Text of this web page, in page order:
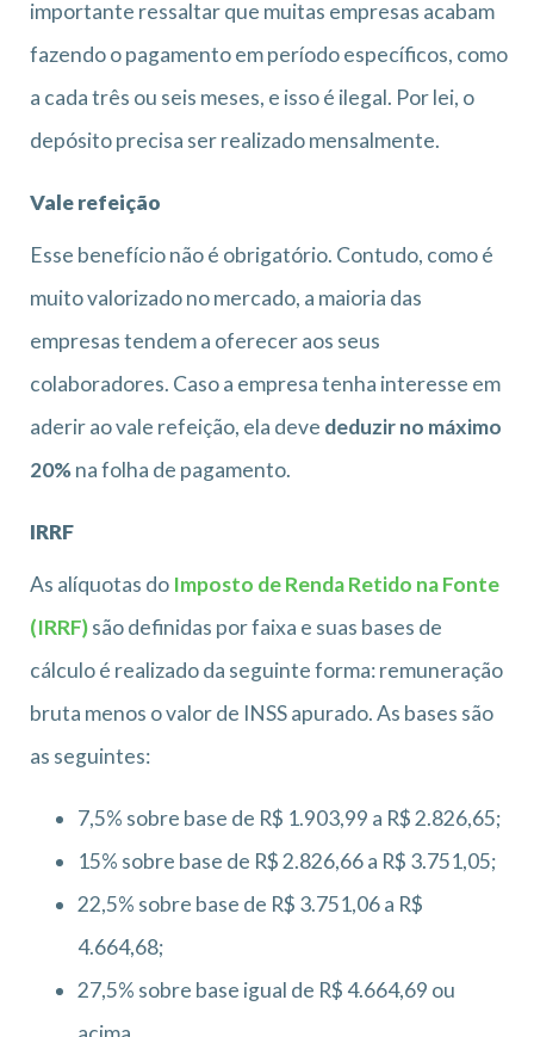
importante ressaltar que muitas empresas acabam
fazendo o pagamento em período específicos, como
a cada três ou seis meses, e isso é ilegal. Por lei, o
depósito precisa ser realizado mensalmente.
Vale refeição
Esse benefício não é obrigatório. Contudo, como é
muito valorizado no mercado, a maioria das
empresas tendem a oferecer aos seus
colaboradores. Caso a empresa tenha interesse em
aderir ao vale refeição, ela deve deduzir no máximo
20%na folha de pagamento.
IRRF
As alíquotas do Imposto de Renda Retido na Fonte
(IRRF)são definidas por faixa e suas bases de
cálculo é realizado da seguinte forma: remuneração
bruta menos o valor de INSS apurado. As bases são
as seguintes:
7,5% sobre base de R$ 1.903,99 a R$ 2.826,65;
15% sobre base de R$ 2.826,66 a R$ 3.751,05;
22,5% sobre base de R$ 3.751,06 a R$
4.664,68;
27,5% sobre base igual de R$ 4.664,69 ou